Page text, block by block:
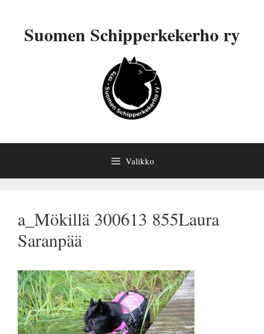
Suomen Schipperkekerho ry
Valikko
a_Mökillä 300613 855Laura
Saranpää